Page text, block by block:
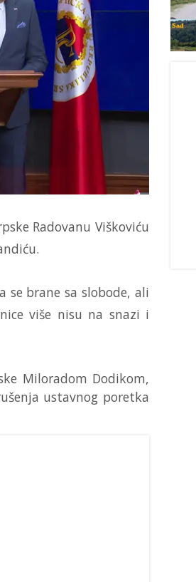
Radovanu Viškoviću
se brane sa slobode, ali
više nisu na snazi i
Miloradom Dodikom,
ustavnog poretka